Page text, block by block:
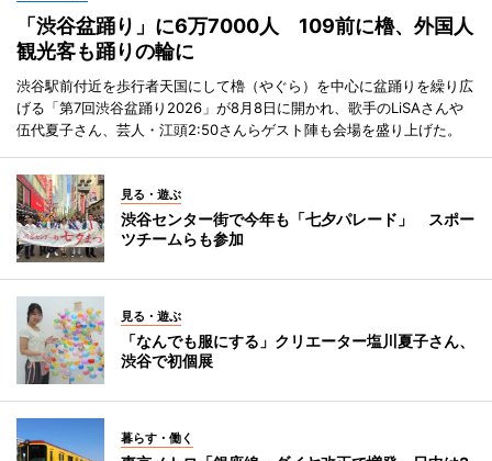
「渋谷盆踊り」に6万7000人 109前に櫓、外国人
観光客も踊りの輪に
渋谷駅前付近を歩行者天国にして櫓（やぐら）を中心に盆踊りを繰り広
げる「第7回渋谷盆踊り2026」が8月8日に開かれ、歌手のLiSAさんや
伍代夏子さん、芸人・江頭2:50さんらゲスト陣も会場を盛り上げた。
見る・遊ぶ
渋谷センター街で今年も「七夕パレード」 スポー
ツチームらも参加
見る・遊ぶ
「なんでも服にする」クリエーター塩川夏子さん、
渋谷で初個展
暮らす・働く